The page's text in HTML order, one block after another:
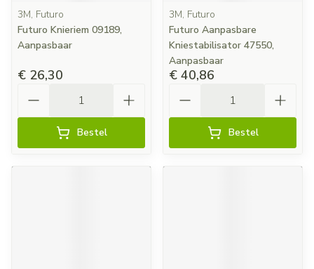
3M, Futuro
Futuro Knieriem 09189,
Aanpasbaar
€ 26,30
Bestel
3M, Futuro
Futuro Aanpasbare
Kniestabilisator 47550,
Aanpasbaar
€ 40,86
Bestel